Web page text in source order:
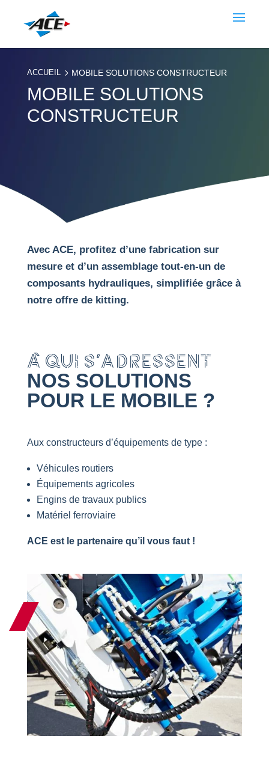
ACCUEIL5 MOBILE SOLUTIONS CONSTRUCTEUR
MOBILE SOLUTIONS
CONSTRUCTEUR
Avec ACE, profitez d’une fabrication sur
mesure et d’un assemblage tout-en-un de
composants hydrauliques, simplifiée grâce à
notre offre de kitting.
À QUI S’ADRESSENT
NOS SOLUTIONS
POUR LE MOBILE ?
Aux constructeurs d’équipements de type :
Véhicules routiers
Équipements agricoles
Engins de travaux publics
Matériel ferroviaire
ACE est le partenaire qu’il vous faut !